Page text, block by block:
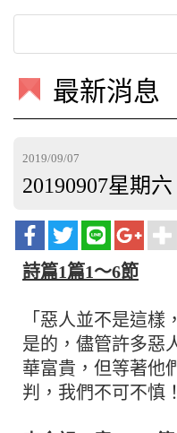
最新消息
2019/09/07
20190907星期六
詩篇1篇1～6節
「惡人並不是這樣
是的，儘管許多惡
華富貴，但等著他
判，我們不可不慎！